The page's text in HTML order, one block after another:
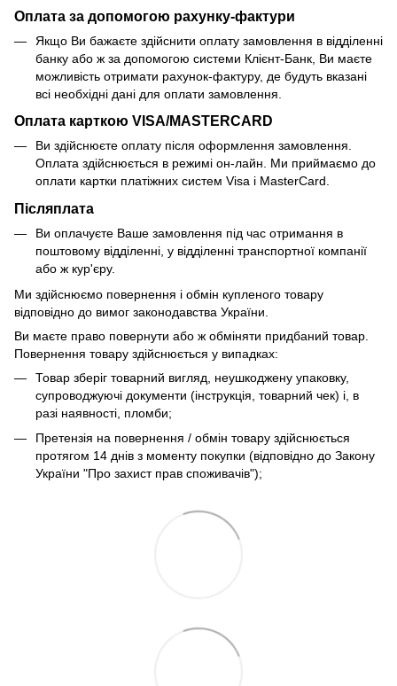
Оплата за допомогою рахунку-фактури
Якщо Ви бажаєте здійснити оплату замовлення в відділенні
банку або ж за допомогою системи Клієнт-Банк, Ви маєте
можливість отримати рахунок-фактуру, де будуть вказані
всі необхідні дані для оплати замовлення.
Оплата карткою VISA/MASTERCARD
Ви здійснюєте оплату після оформлення замовлення.
Оплата здійснюється в режимі он-лайн. Ми приймаємо до
оплати картки платіжних систем Visa і MasterCard.
Післяплата
Ви оплачуєте Ваше замовлення під час отримання в
поштовому відділенні, у відділенні транспортної компанії
або ж кур'єру.
Ми здійснюємо повернення і обмін купленого товару
відповідно до вимог законодавства України.
Ви маєте право повернути або ж обміняти придбаний товар.
Повернення товару здійснюється у випадках:
Товар зберіг товарний вигляд, неушкоджену упаковку,
супроводжуючі документи (інструкція, товарний чек) і, в
разі наявності, пломби;
Претензія на повернення / обмін товару здійснюється
протягом 14 днів з моменту покупки (відповідно до Закону
України "Про захист прав споживачів");